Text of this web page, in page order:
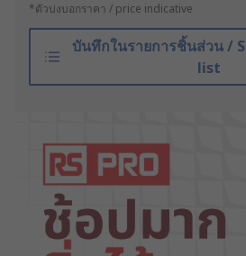
*ตัวบ่งบอกราคา / price indicative
บันทึกในรายการชิ้นส่วน /
list